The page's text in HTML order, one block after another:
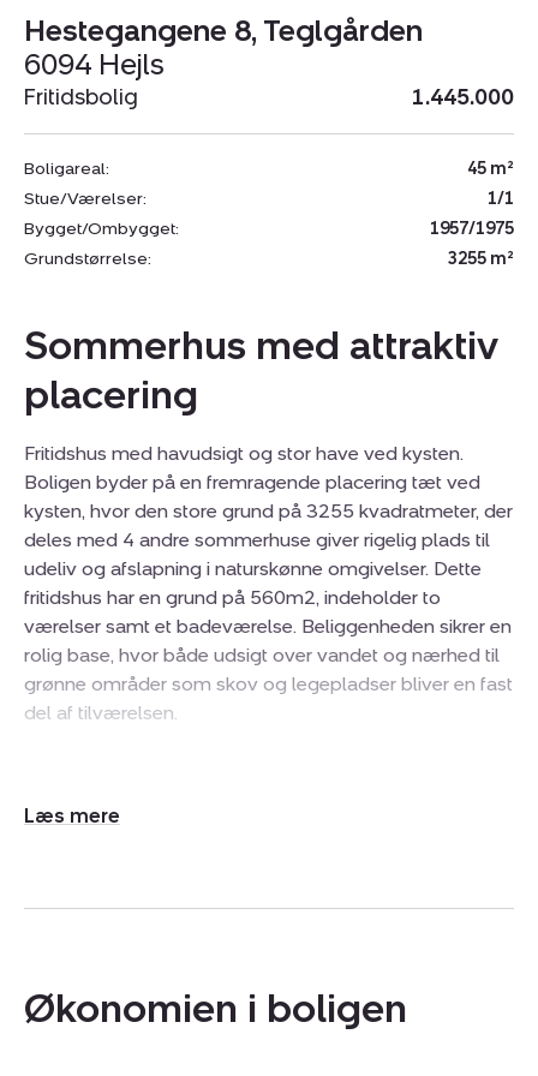
Hestegangene 8, Teglgården
6094 Hejls
Fritidsbolig 1.445.000
Boligareal:
45 m²
Stue/Værelser:
1/1
Bygget/Ombygget:
1957/1975
Grundstørrelse:
3255 m²
Sommerhus med attraktiv
placering
Fritidshus med havudsigt og stor have ved kysten.
Boligen byder på en fremragende placering tæt ved
kysten, hvor den store grund på 3255 kvadratmeter, der
deles med 4 andre sommerhuse giver rigelig plads til
udeliv og afslapning i naturskønne omgivelser. Dette
fritidshus har en grund på 560m2, indeholder to
værelser samt et badeværelse. Beliggenheden sikrer en
rolig base, hvor både udsigt over vandet og nærhed til
grønne områder som skov og legepladser bliver en fast
del af tilværelsen.
store glaspartier mod haven et lyst opholdsmiljø, hvor
fornemmelse trods boligens størrelse. En trappe leder
praktiske badeværelse er funktionelt indrettet, og
boligens to værelser giver fleksible muligheder for
Økonomien i boligen